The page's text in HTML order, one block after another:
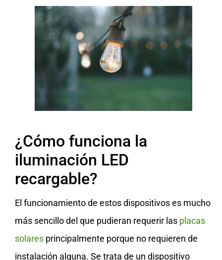
¿Cómo funciona la
iluminación LED
recargable?
El funcionamiento de estos dispositivos es mucho
más sencillo del que pudieran requerir las placas
solares principalmente porque no requieren de
instalación alguna. Se trata de un dispositivo